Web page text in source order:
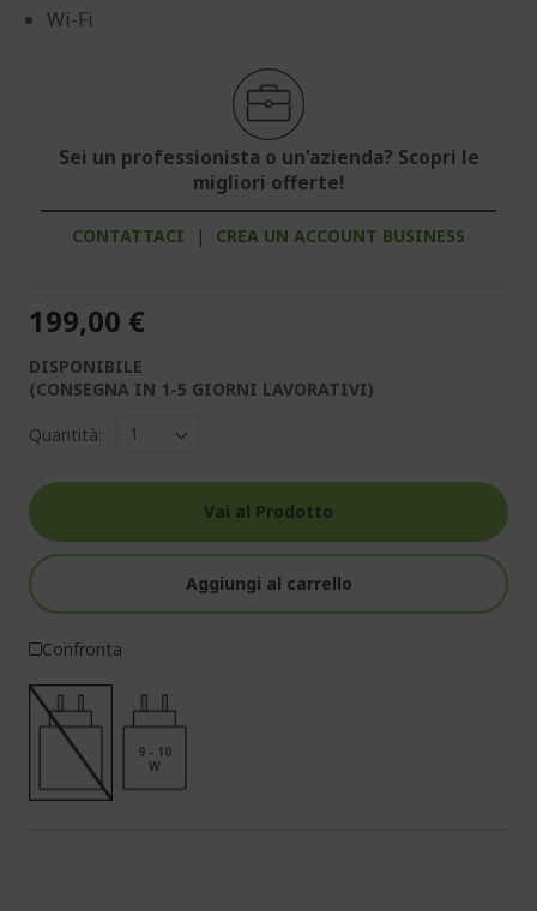
Wi-Fi
Sei un professionista o un'azienda? Scopri le
migliori offerte!
CONTATTACI | CREA UN ACCOUNT BUSINESS
199,00 €
DISPONIBILE
(CONSEGNA IN 1-5 GIORNI LAVORATIVI)
Quantità:
Vai al Prodotto
Aggiungi al carrello
Confronta
9 - 10
W